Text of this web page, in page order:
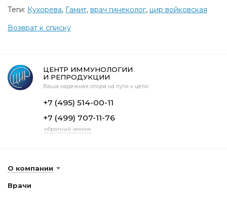
Теги: Кухорева, Гамит, врач гинеколог, цир войковская
Возврат к списку
ЦЕНТР ИММУНОЛОГИИ
И РЕПРОДУКЦИИ
Ваша надежная опора на пути к цели
+7 (495) 514-00-11
+7 (499) 707-11-76
обратный звонок
О компании
Врачи